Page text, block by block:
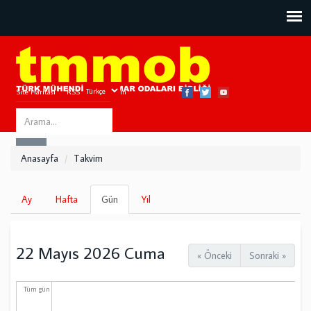
Site Haritası RSS Bize Ulaşın
Search
this
Anasayfa Takvim
Birincil
sekmeler
Ay Hafta Gün
sekme)
Yıl
« Önceki Sonraki »
22 Mayıs 2026 Cuma
Tüm gün